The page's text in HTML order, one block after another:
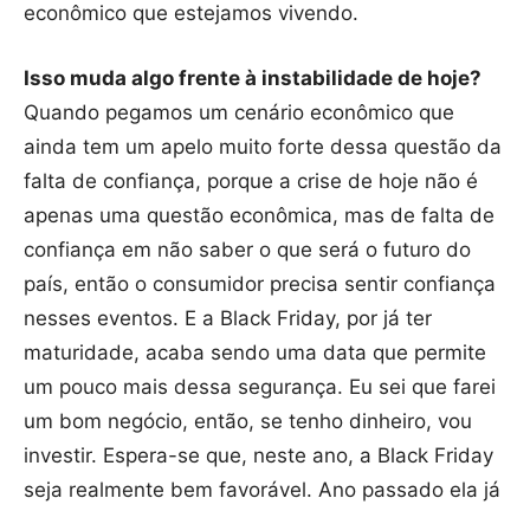
econômico que estejamos vivendo.
Isso muda algo frente à instabilidade de hoje?
Quando pegamos um cenário econômico que
ainda tem um apelo muito forte dessa questão da
falta de confiança, porque a crise de hoje não é
apenas uma questão econômica, mas de falta de
confiança em não saber o que será o futuro do
país, então o consumidor precisa sentir confiança
nesses eventos. E a Black Friday, por já ter
maturidade, acaba sendo uma data que permite
um pouco mais dessa segurança. Eu sei que farei
um bom negócio, então, se tenho dinheiro, vou
investir. Espera-se que, neste ano, a Black Friday
seja realmente bem favorável. Ano passado ela já